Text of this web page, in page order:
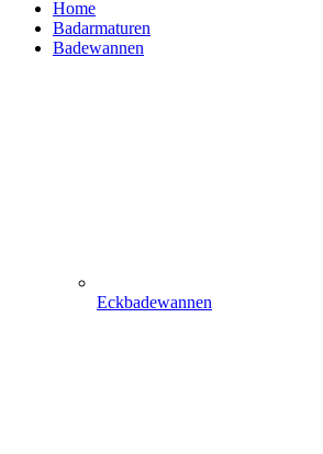
Home
Badarmaturen
Badewannen
Eckbadewannen